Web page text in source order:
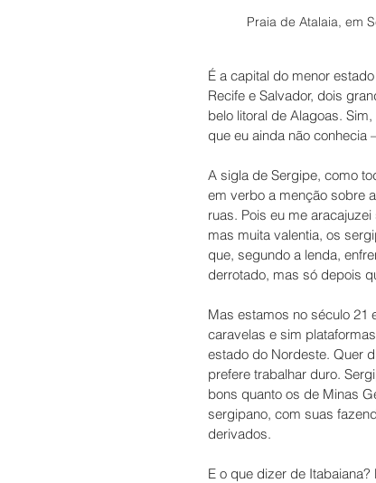
Praia de Atalaia, em
É a capital do menor
Recife e Salvador, dois
belo litoral de Alagoas.
que eu ainda não conhecia
A sigla de Sergipe, como
em verbo a menção sobre
ruas. Pois eu me
mas muita valentia, os
que, segundo a lenda,
derrotado, mas só depois
Mas estamos no século 21
caravelas e sim
estado do Nordeste. Quer
prefere trabalhar duro.
bons quanto os de Minas
sergipano, com suas
derivados.
E o que dizer de